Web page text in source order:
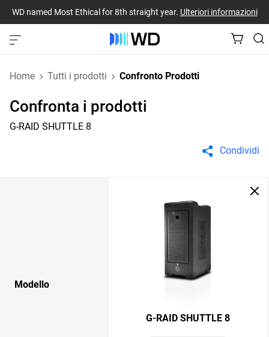
WD named Most Ethical for 8th straight year. Ulteriori informazioni
Home Tutti i prodotti Confronto Prodotti
Confronta i prodotti
G-RAID SHUTTLE 8
Condividi
Modello
G-RAID SHUTTLE 8